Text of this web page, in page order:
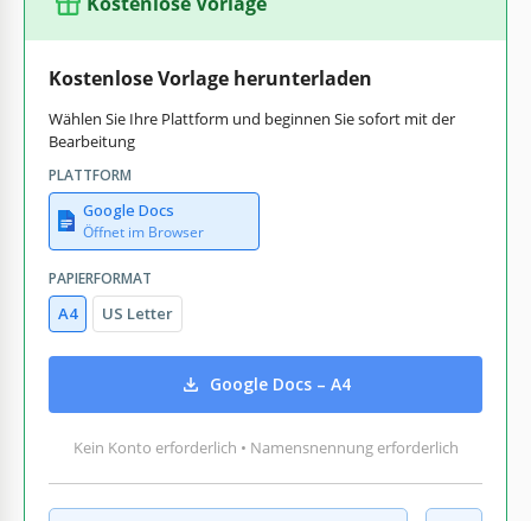
Kostenlose Vorlage herunterladen
Wählen Sie Ihre Plattform und beginnen Sie sofort mit der
Bearbeitung
PLATTFORM
Google Docs
Öffnet im Browser
PAPIERFORMAT
A4 US Letter
Google Docs – A4
Kein Konto erforderlich • Namensnennung erforderlich